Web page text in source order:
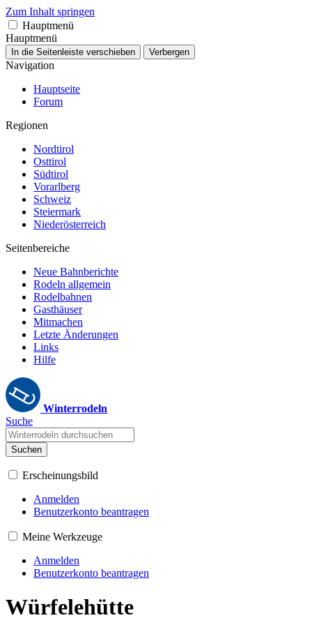
Zum Inhalt springen
Hauptmenü
Hauptmenü
In die Seitenleiste verschieben Verbergen
Navigation
Hauptseite
Forum
Regionen
Nordtirol
Osttirol
Südtirol
Vorarlberg
Schweiz
Steiermark
Niederösterreich
Seitenbereiche
Neue Bahnberichte
Rodeln allgemein
Rodelbahnen
Gasthäuser
Mitmachen
Letzte Änderungen
Links
Hilfe
Winterrodeln
Suche
Suchen
Erscheinungsbild
Anmelden
Benutzerkonto beantragen
Meine Werkzeuge
Anmelden
Benutzerkonto beantragen
Würfelehütte